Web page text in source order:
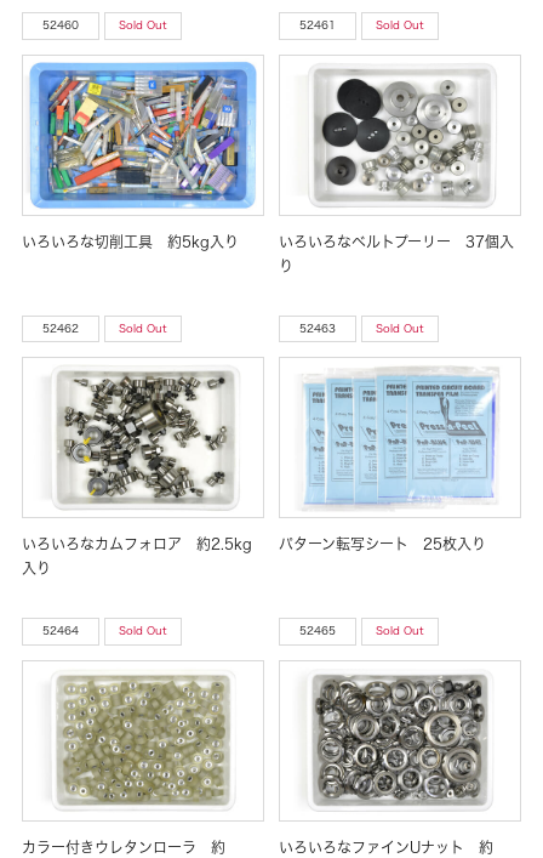
52460 Sold Out
いろいろな切削工具 約5kg入り
52461 Sold Out
いろいろなベルトプーリー 37個入
り
52462 Sold Out
いろいろなカムフォロア 約2.5kg
入り
52463 Sold Out
パターン転写シート 25枚入り
52464 Sold Out
カラー付きウレタンローラ 約
52465 Sold Out
いろいろなファインUナット 約